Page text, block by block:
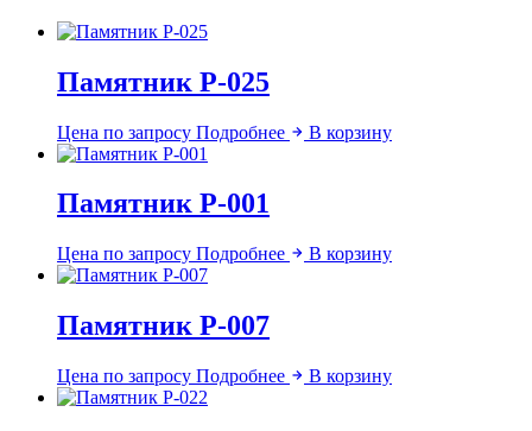
Памятник Р-025
Цена по запросу Подробнее В корзину
Памятник Р-001
Цена по запросу Подробнее В корзину
Памятник Р-007
Цена по запросу Подробнее В корзину